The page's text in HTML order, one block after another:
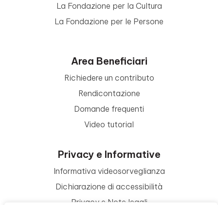
La Fondazione per la Cultura
La Fondazione per le Persone
Area Beneficiari
Richiedere un contributo
Rendicontazione
Domande frequenti
Video tutorial
Privacy e Informative
Informativa videosorveglianza
Dichiarazione di accessibilità
Privacy e Note legali